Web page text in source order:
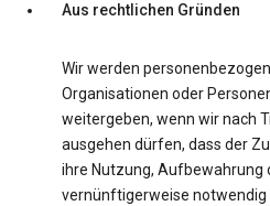
Aus rechtlichen Gründen
Wir werden
Organisationen oder
weitergeben, wenn wir nach
ausgehen dürfen, dass der
ihre Nutzung, Aufbewahrung
vernünftigerweise notwendig